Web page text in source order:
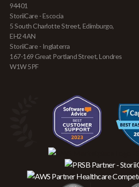
94401
StoriiCare - Escocia
5 South Charlotte Street, Edimburgo,
EH2 4AN
StoriiCare - Inglaterra
167-169 Great Portland Street, Londres
W1W 5PF